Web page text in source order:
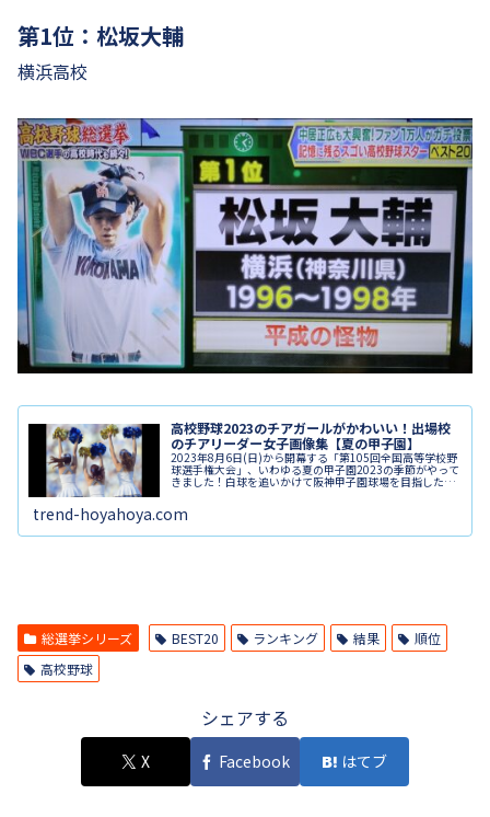
第1位：松坂大輔
横浜高校
高校野球2023のチアガールがかわいい！出場校
のチアリーダー女子画像集【夏の甲子園】
2023年8月6日(日)から開幕する「第105回全国高等学校野
球選手権大会」、いわゆる夏の甲子園2023の季節がやって
きました！白球を追いかけて阪神甲子園球場を目指した全
るチアリーダーですが、大きな声援で活気づけてくれる姿
を一所懸命に試合を応援するチアガール特集と題し、各出
trend-hoyahoya.com
総選挙シリーズ BEST20 ランキング 結果
順位
高校野球
シェアする
X Facebook はてブ